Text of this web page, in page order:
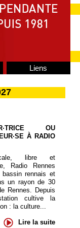
Liens
OU
À RADIO
libre et
Radio Rennes
rennais et
un rayon de 30
Rennes. Depuis
cultive la
: la culture...
Lire la suite